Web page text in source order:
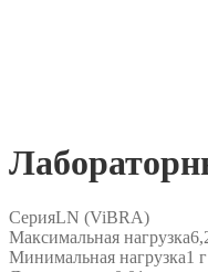
СерияLN (ViBRA)
Максимальная нагрузка
Минимальная нагрузка1 г